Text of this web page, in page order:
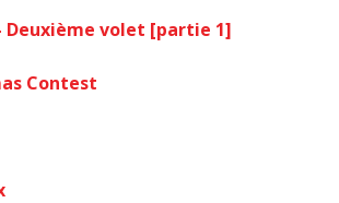
Deuxième volet [partie 1]
Contest